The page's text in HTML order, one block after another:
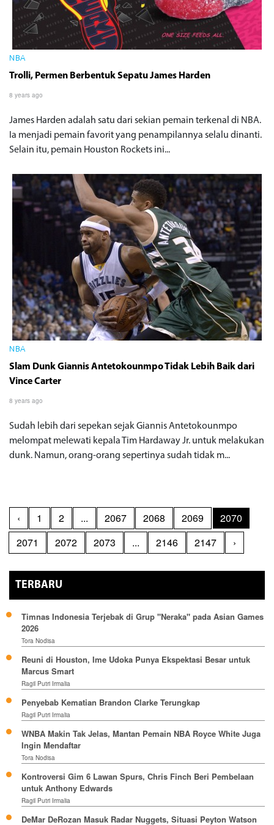
NBA
Trolli, Permen Berbentuk Sepatu James Harden
8 years ago
James Harden adalah satu dari sekian pemain terkenal di NBA.
Ia menjadi pemain favorit yang penampilannya selalu dinanti.
Selain itu, pemain Houston Rockets ini...
NBA
Slam Dunk Giannis Antetokounmpo Tidak Lebih Baik dari
Vince Carter
8 years ago
Sudah lebih dari sepekan sejak Giannis Antetokounmpo
melompat melewati kepala Tim Hardaway Jr. untuk melakukan
dunk. Namun, orang-orang sepertinya sudah tidak m...
‹ 1 2 ... 2067 2068 2069
2070
2071
2072 2073 ... 2146 2147 ›
TERBARU
Timnas Indonesia Terjebak di Grup "Neraka" pada Asian Games
2026
Tora Nodisa
Reuni di Houston, Ime Udoka Punya Ekspektasi Besar untuk
Marcus Smart
Ragil Putri Irmalia
Penyebab Kematian Brandon Clarke Terungkap
Ragil Putri Irmalia
WNBA Makin Tak Jelas, Mantan Pemain NBA Royce White Juga
Ingin Mendaftar
Tora Nodisa
Kontroversi Gim 6 Lawan Spurs, Chris Finch Beri Pembelaan
untuk Anthony Edwards
Ragil Putri Irmalia
DeMar DeRozan Masuk Radar Nuggets, Situasi Peyton Watson